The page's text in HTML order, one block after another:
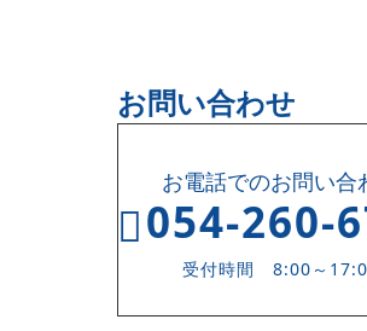
お問い合わせ
お電話でのお問い合
054-260-
受付時間 8:00～